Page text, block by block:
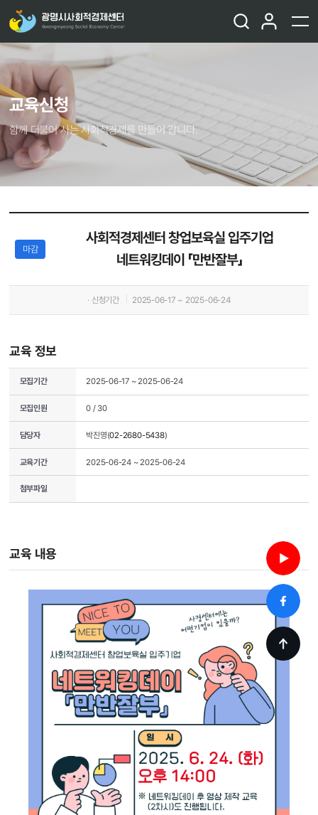
교육신청
함께 더불어 사는 사회적경제를 만들어 갑니다.
마감
사회적경제센터 창업보육실 입주기업
네트워킹데이 「만반잘부」
· 신청기간 2025-06-17 ~ 2025-06-24
교육 정보
모집기간 2025-06-17 ~ 2025-06-24
모집인원 0 / 30
담당자 박진영(02-2680-5438)
교육기간 2025-06-24 ~ 2025-06-24
첨부파일
교육 내용